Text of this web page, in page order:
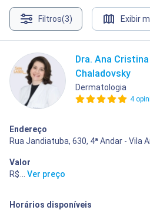
Filtros(3) Exibir
Dra. Ana
Chaladovsky
Dermatologia
4
Endereço
Rua Jandiatuba, 630, 4ª Andar - Vila
Valor
R$ 400,00
Ver preço
Horários disponíveis